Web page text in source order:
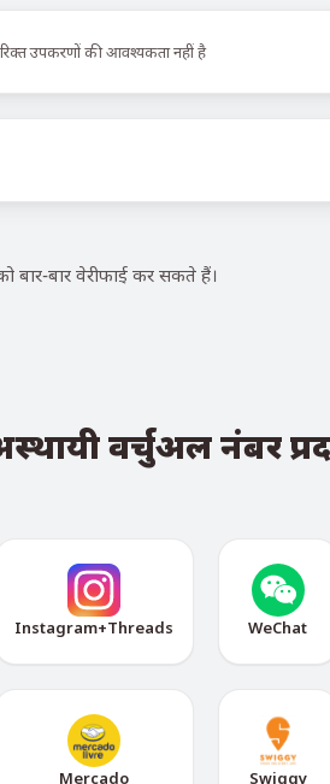
उपकरणों की आवश्यकता नहीं है
बार वेरीफाई कर सकते हैं।
वर्चुअल नंबर
Instagram+Threads WeChat
Mercado Swiggy